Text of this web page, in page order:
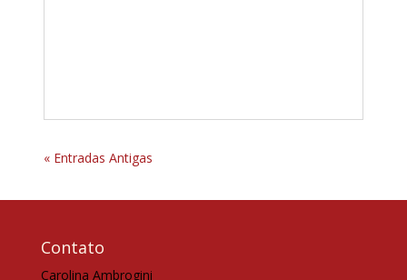
« Entradas Antigas
Contato
Carolina Ambrogini